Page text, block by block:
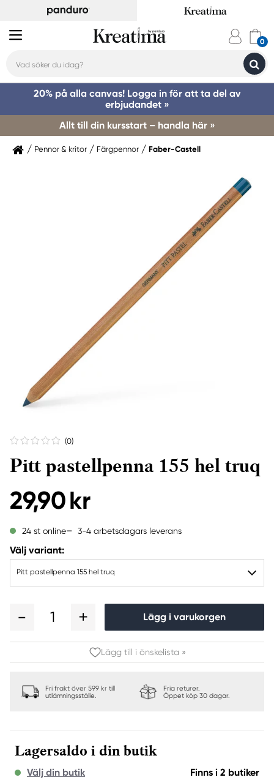
20% på alla canvas! Logga in för att ta del av
erbjudandet »
Allt till din kursstart – handla här »
Pennor & kritor Färgpennor Faber-Castell
(0)
Pitt pastellpenna 155 hel truq
29,90 kr
24 st online 3-4 arbetsdagars leverans
Välj variant:
Pitt pastellpenna 155 hel truq
1 Lägg i varukorgen
Lägg till i önskelista »
Fri frakt över 599 kr till
utlämningsställe.
Fria returer.
Öppet köp 30 dagar.
Lagersaldo i din butik
Välj din butik Finns i 2 butiker